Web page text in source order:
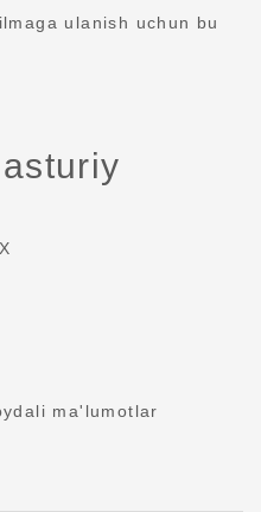
ulanish uchun bu
ma'lumotlar